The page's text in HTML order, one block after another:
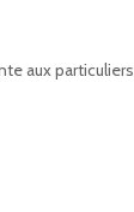
aux particuliers